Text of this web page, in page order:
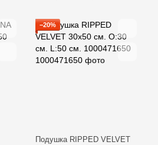
−20%
Подушка RIPPED VELVET